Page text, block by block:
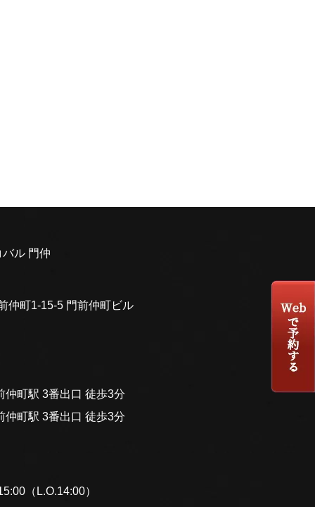
ル 門仲
仲町1-15-5 門前仲町ビル
仲町駅 3番出口 徒歩3分
仲町駅 3番出口 徒歩3分
（L.O.14:00）